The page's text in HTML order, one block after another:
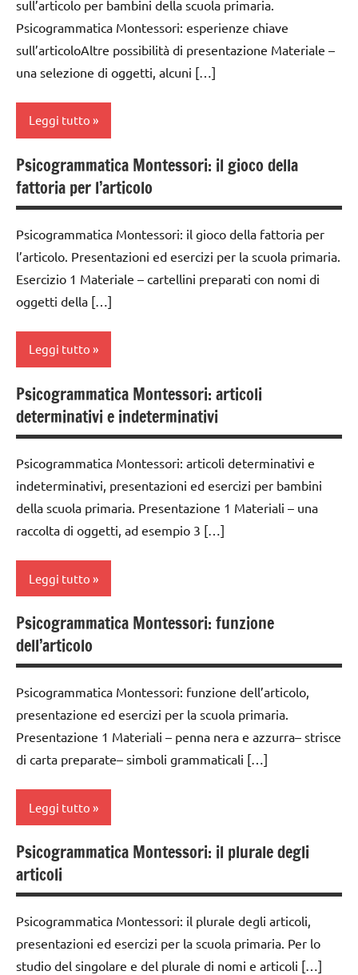
MONTESSORI
LINGUAGGIO
TUTTI GLI
ARGOMENTI
PER ETA'
TUTTI GLI
ARTICOLI
1a
classe
2a
3a
anni
GUIDA
MONTESSORI
LINGUAGGIO
TUTTI GLI
ARGOMENTI
PER ETA'
TUTTI GLI
ARTICOLI
sull’articolo per bambini della scuola primaria.
Psicogrammatica Montessori: esperienze chiave
sull’articoloAltre possibilità di presentazione Materiale –
una selezione di oggetti, alcuni […]
Leggi tutto
analisi
grammaticale
Montessori
classe
1a
classe
2a
3a
dai
6
anni
DIDATTICA
MONTESSORI
LINGUAGGIO
MONTESSORI
psicogrammatica
TUTTI GLI
ARGOMENTI
PER ETA'
TUTTI GLI
ARTICOLI
Psicogrammatica Montessori: il gioco della
fattoria per l’articolo
Psicogrammatica Montessori: il gioco della fattoria per
l’articolo. Presentazioni ed esercizi per la scuola primaria.
Esercizio 1 Materiale – cartellini preparati con nomi di
oggetti della […]
Leggi tutto
analisi
grammaticale
Montessori
classe
1a
classe
2a
3a
dai
anni
DIDATTICA
MONTESSORI
LINGUAGGIO
MONTESSORI
psicogrammatica
TUTTI GLI
ARGOMENTI
PER ETA'
TUTTI GLI
ARTICOLI
Psicogrammatica Montessori: articoli
determinativi e indeterminativi
Psicogrammatica Montessori: articoli determinativi e
indeterminativi, presentazioni ed esercizi per bambini
della scuola primaria. Presentazione 1 Materiali – una
raccolta di oggetti, ad esempio 3 […]
Leggi tutto
analisi
grammaticale
Montessori
classe
1a
classe
2a
3a
dai
anni
DIDATTICA
MONTESSORI
Psicogrammatica Montessori: funzione
dell’articolo
Psicogrammatica Montessori: funzione dell’articolo,
presentazione ed esercizi per la scuola primaria.
Presentazione 1 Materiali – penna nera e azzurra– strisce
di carta preparate– simboli grammaticali […]
Leggi tutto
analisi
grammaticale
Montessori
classe
1a
Psicogrammatica Montessori: il plurale degli
articoli
Psicogrammatica Montessori: il plurale degli articoli,
presentazioni ed esercizi per la scuola primaria. Per lo
studio del singolare e del plurale di nomi e articoli […]